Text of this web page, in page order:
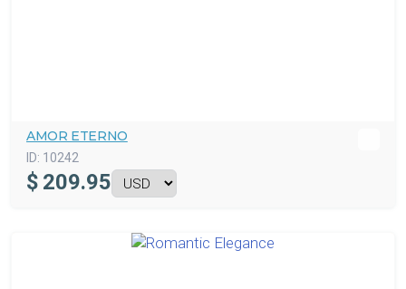
AMOR ETERNO
ID: 10242
$ 209.95